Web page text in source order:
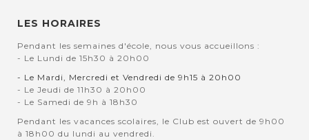
LES HORAIRES
Pendant les semaines d'école, nous vous accueillons :
- Le Lundi de 15h30 à 20h00
- Le Mardi, Mercredi et Vendredi de 9h15 à 20h00
- Le Jeudi de 11h30 à 20h00
- Le Samedi de 9h à 18h30
Pendant les vacances scolaires, le Club est ouvert de 9h00
à 18h00 du lundi au vendredi.